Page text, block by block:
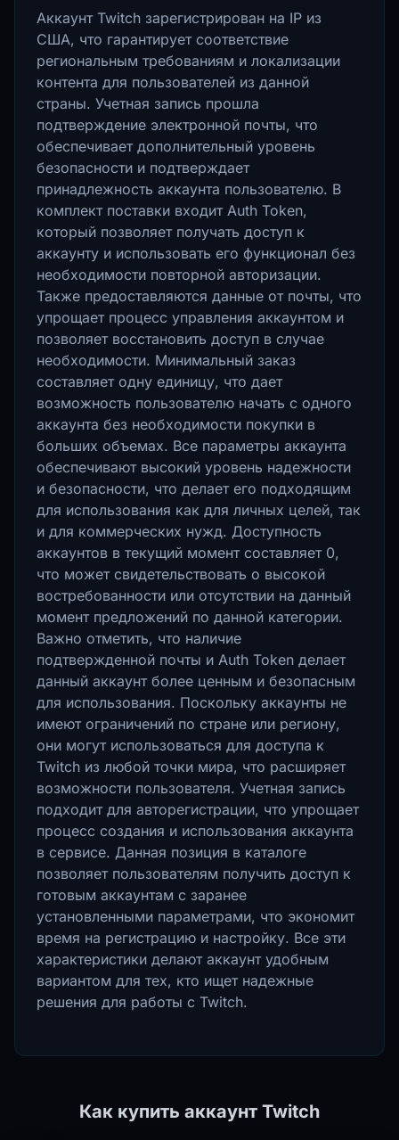
Аккаунт Twitch зарегистрирован на IP из
США, что гарантирует соответствие
региональным требованиям и локализации
контента для пользователей из данной
страны. Учетная запись прошла
подтверждение электронной почты, что
обеспечивает дополнительный уровень
безопасности и подтверждает
принадлежность аккаунта пользователю. В
комплект поставки входит Auth Token,
который позволяет получать доступ к
аккаунту и использовать его функционал без
необходимости повторной авторизации.
Также предоставляются данные от почты, что
упрощает процесс управления аккаунтом и
позволяет восстановить доступ в случае
необходимости. Минимальный заказ
составляет одну единицу, что дает
возможность пользователю начать с одного
аккаунта без необходимости покупки в
больших объемах. Все параметры аккаунта
обеспечивают высокий уровень надежности
и безопасности, что делает его подходящим
для использования как для личных целей, так
и для коммерческих нужд. Доступность
аккаунтов в текущий момент составляет 0,
что может свидетельствовать о высокой
востребованности или отсутствии на данный
момент предложений по данной категории.
Важно отметить, что наличие
подтвержденной почты и Auth Token делает
данный аккаунт более ценным и безопасным
для использования. Поскольку аккаунты не
имеют ограничений по стране или региону,
они могут использоваться для доступа к
Twitch из любой точки мира, что расширяет
возможности пользователя. Учетная запись
подходит для авторегистрации, что упрощает
процесс создания и использования аккаунта
в сервисе. Данная позиция в каталоге
позволяет пользователям получить доступ к
готовым аккаунтам с заранее
установленными параметрами, что экономит
время на регистрацию и настройку. Все эти
характеристики делают аккаунт удобным
вариантом для тех, кто ищет надежные
решения для работы с Twitch.
Как купить аккаунт Twitch